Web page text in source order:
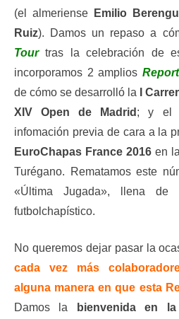
(el almeriense
Emilio
Ruiz). Damos un repaso a
Tourtras la celebración de
incorporamos 2 amplios
de cómo se desarrolló la
I
XIV Open de Madrid ; y el
infomación previa de cara a la
EuroChapas France 2016 en
Turégano. Rematamos este
«Última Jugada», llena de
futbolchapístico.
No queremos dejar pasar la
cada vez más
alguna manera en que esta
Damos la
bienvenida en